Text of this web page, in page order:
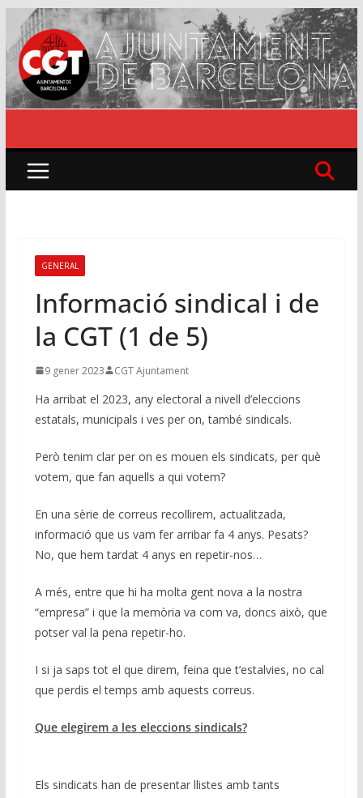
Skip
to
content
GENERAL
Informació sindical i de
la CGT (1 de 5)
9 gener 2023 CGT Ajuntament
Ha arribat el 2023, any electoral a nivell d’eleccions
estatals, municipals i ves per on, també sindicals.
Però tenim clar per on es mouen els sindicats, per què
votem, que fan aquells a qui votem?
En una sèrie de correus recollirem, actualitzada,
informació que us vam fer arribar fa 4 anys. Pesats?
No, que hem tardat 4 anys en repetir-nos…
A més, entre que hi ha molta gent nova a la nostra
“empresa” i que la memòria va com va, doncs això, que
potser val la pena repetir-ho.
I si ja saps tot el que direm, feina que t’estalvies, no cal
que perdis el temps amb aquests correus.
Que elegirem a les eleccions sindicals?
Els sindicats han de presentar llistes amb tants